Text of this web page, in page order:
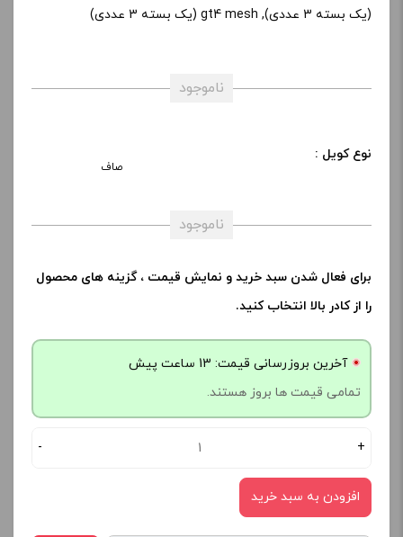
(یک بسته 3 عددی), gt4 mesh (یک بسته 3 عددی)
ناموجود
نوع کویل :
صاف
ناموجود
برای فعال شدن سبد خرید و نمایش قیمت ، گزینه های محصول
را از کادر بالا انتخاب کنید.
آخرین بروزرسانی قیمت: 13 ساعت پیش
تمامی قیمت ها بروز هستند.
- +
افزودن به سبد خرید